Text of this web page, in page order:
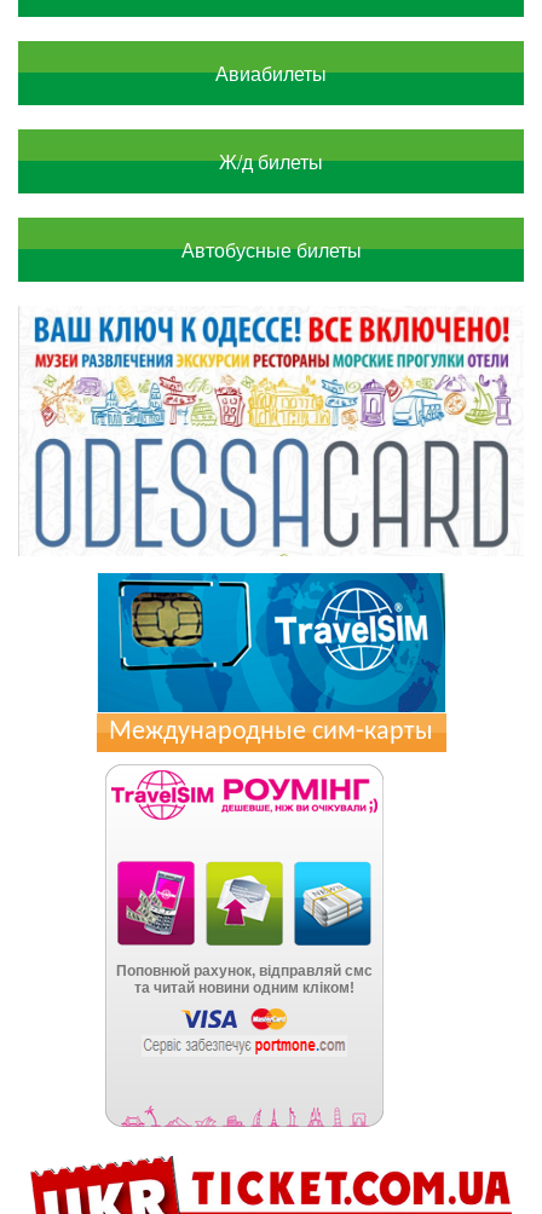
Авиабилеты
Ж/д билеты
Автобусные билеты
Международные сим-карты